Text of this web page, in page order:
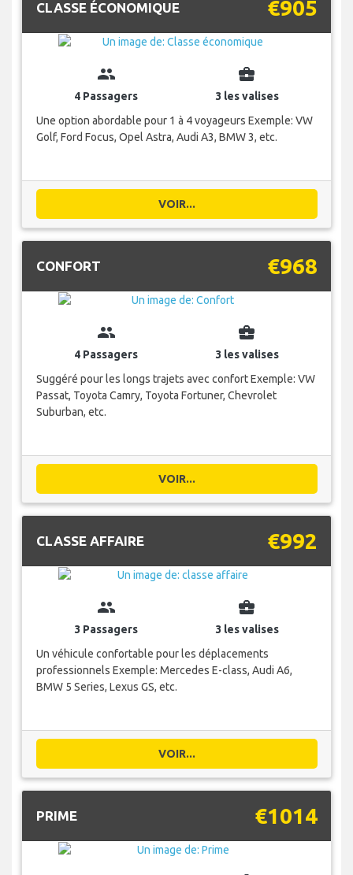
CLASSE ÉCONOMIQUE €905
group
4 Passagers
business_center
3 les valises
Une option abordable pour 1 à 4 voyageurs Exemple: VW
Golf, Ford Focus, Opel Astra, Audi A3, BMW 3, etc.
VOIR...
CONFORT €968
group
4 Passagers
business_center
3 les valises
Suggéré pour les longs trajets avec confort Exemple: VW
Passat, Toyota Camry, Toyota Fortuner, Chevrolet
Suburban, etc.
VOIR...
CLASSE AFFAIRE €992
group
3 Passagers
business_center
3 les valises
Un véhicule confortable pour les déplacements
professionnels Exemple: Mercedes E-class, Audi A6,
BMW 5 Series, Lexus GS, etc.
VOIR...
PRIME €1014